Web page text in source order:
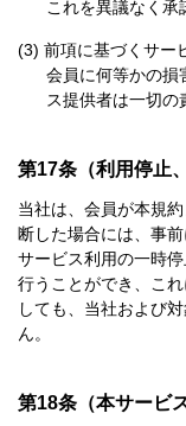
これを異議なく承
前項に基づくサー
会員に何等かの損
ス提供者は一切の
第17条（利用停止
当社は、会員が本規
断した場合には、事
サービス利用の一時
行うことができ、こ
しても、当社および
ん。
第18条（本サービ